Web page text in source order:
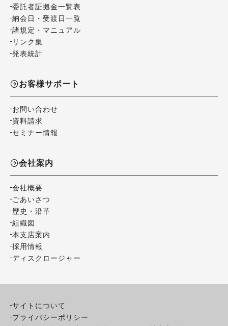
委託者証拠金一覧表
納会日・受渡日一覧
諸規定・マニュアル
リンク集
発表統計
お客様サポート
お問い合わせ
資料請求
セミナー情報
会社案内
会社概要
ごあいさつ
歴史・沿革
組織図
本支店案内
採用情報
ディスクロージャー
サイトについて
プライバシーポリシー